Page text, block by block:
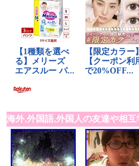
海外,外国語,外国人の友達や相